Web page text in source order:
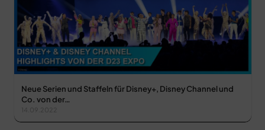
Neue Serien und Staffeln für Disney+, Disney Channel und
Co. von der…
14.09.2022